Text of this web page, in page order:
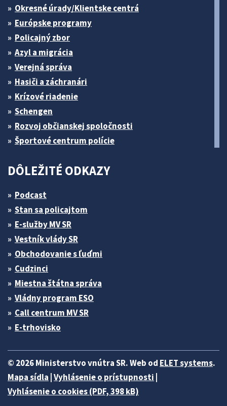
Okresné úrady/Klientske centrá
Európske programy
Policajný zbor
Azyl a migrácia
Verejná správa
Hasiči a záchranári
Krízové riadenie
Schengen
Rozvoj občianskej spoločnosti
Športové centrum polície
DÔLEŽITÉ ODKAZY
Podcast
Stan sa policajtom
E-služby MV SR
Vestník vlády SR
Obchodovanie s ľuďmi
Cudzinci
Miestna štátna správa
Vládny program ESO
Call centrum MV SR
E-trhovisko
© 2026 Ministerstvo vnútra SR. Web od ELET systems.
Mapa sídla Vyhlásenie o prístupnosti
Vyhlásenie o cookies (PDF, 398 kB)